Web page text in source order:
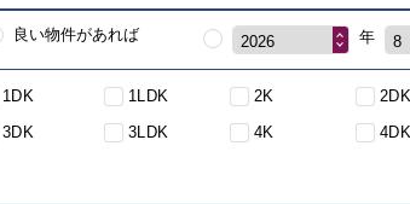
良い物件があれば 2026 年 8
1DK 1LDK 2K 2DK
3DK 3LDK 4K 4DK